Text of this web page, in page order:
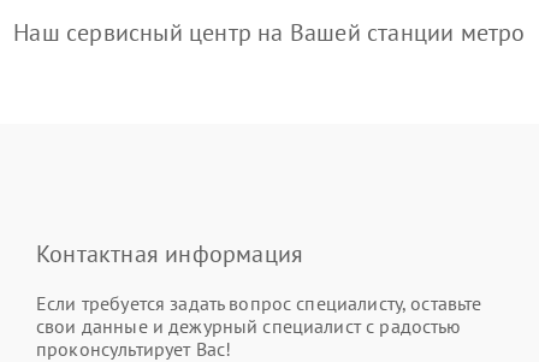
Наш сервисный центр на Вашей станции метро
Контактная информация
Если требуется задать вопрос специалисту, оставьте
свои данные и дежурный специалист с радостью
проконсультирует Вас!